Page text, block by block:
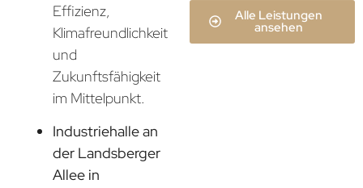
Effizienz,
Klimafreundlichkeit
und
Zukunftsfähigkeit
im Mittelpunkt.
Industriehalle an
der Landsberger
Allee in
Alle Leistungen
ansehen